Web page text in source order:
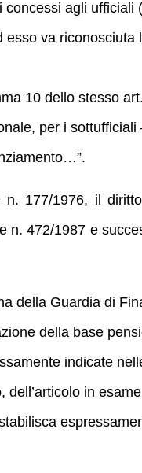
agli ufficiali
va
10 dello stesso
per i
177/1976, il
472/1987 e
della Guardia di
della base
indicate
in